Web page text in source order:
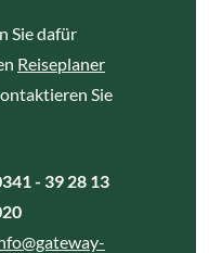
Sie dafür
Reiseplaner
Sie
- 39 28 13
@gateway-